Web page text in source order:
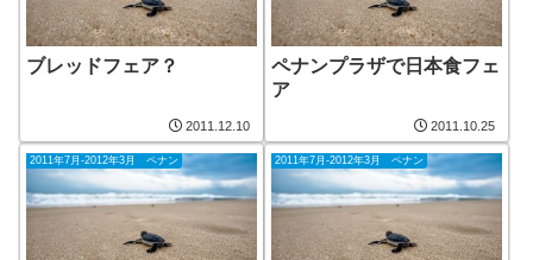
ブレッドフェア？
2011.12.10
ペナンプラザで日本食フェ
ア
2011.10.25
2011年7月-2012年3月 ペナン 2011年7月-2012年3月 ペナン